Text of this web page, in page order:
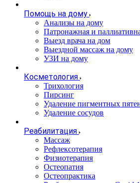
Помощь на дому
Анализы на дому
Патронажная и
Выезд врача на дом
Выездной массаж на дому
УЗИ на дому
Косметология
Трихология
Пирсинг
Удаление пигментных
Удаление сосудов
Реабилитация
Массаж
Рефлексотерапия
Физиотерапия
Остеопатия
Остеопрактика